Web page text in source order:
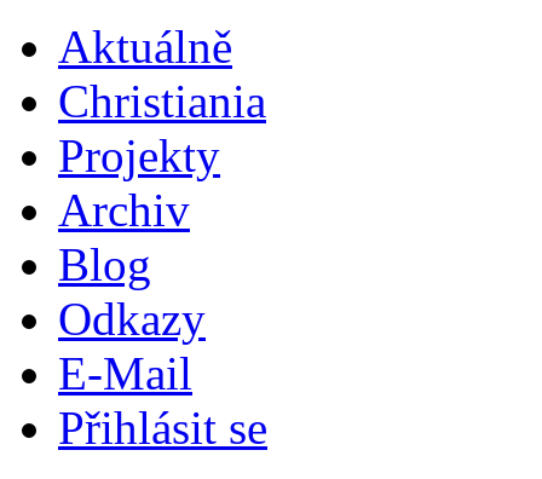
Aktuálně
Christiania
Projekty
Archiv
Blog
Odkazy
E-Mail
Přihlásit se